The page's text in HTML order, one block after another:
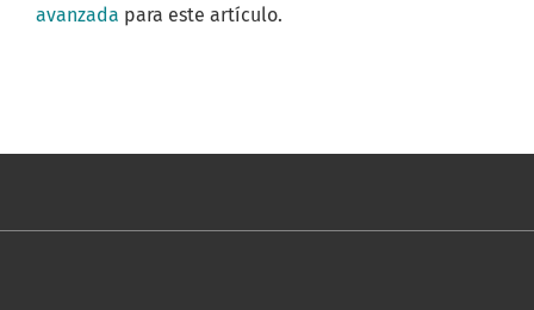
avanzada para este artículo.